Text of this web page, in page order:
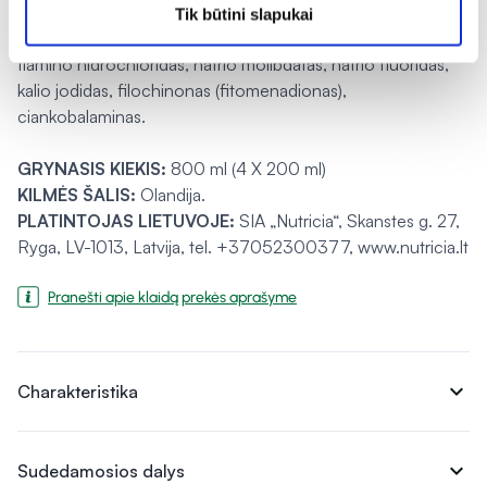
Tik būtini slapukai
kalcio D-pantotenatas, piridoksino hidrochloridas, chromo
(III) chloridas, riboflavinas, D-biotinas, cholekalciferolis,
tiamino hidrochloridas, natrio molibdatas, natrio fluoridas,
kalio jodidas, filochinonas (fitomenadionas),
ciankobalaminas.
GRYNASIS KIEKIS: 800 ml (4 X 200 ml)
KILMĖS ŠALIS: Olandija.
PLATINTOJAS LIETUVOJE: SIA „Nutricia“, Skanstes g. 27,
Ryga, LV-1013, Latvija, tel. +37052300377, www.nutricia.lt
Pranešti apie klaidą prekės aprašyme
Charakteristika expand_more
Sudedamosios dalys expand_more